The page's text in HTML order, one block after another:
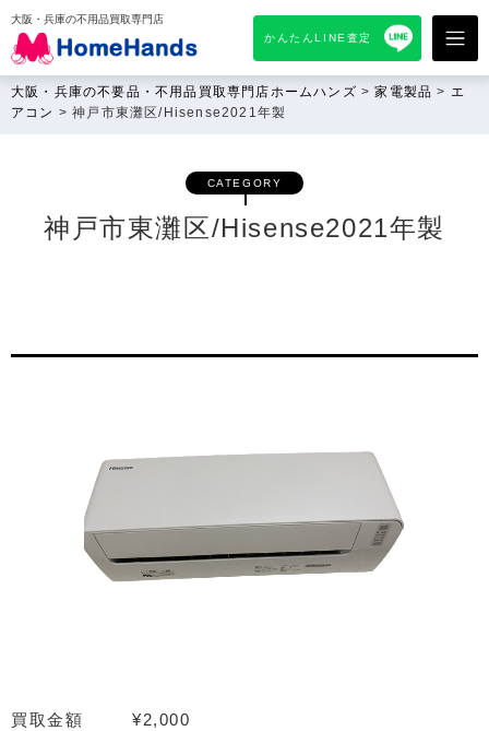
大阪・兵庫の不用品買取専門店
かんたんLINE査定
大阪・兵庫の不要品・不用品買取専門店ホームハンズ >家電製品 > エ
アコン >神戸市東灘区/Hisense2021年製
CATEGORY
神戸市東灘区/Hisense2021年製
買取金額
¥2,000